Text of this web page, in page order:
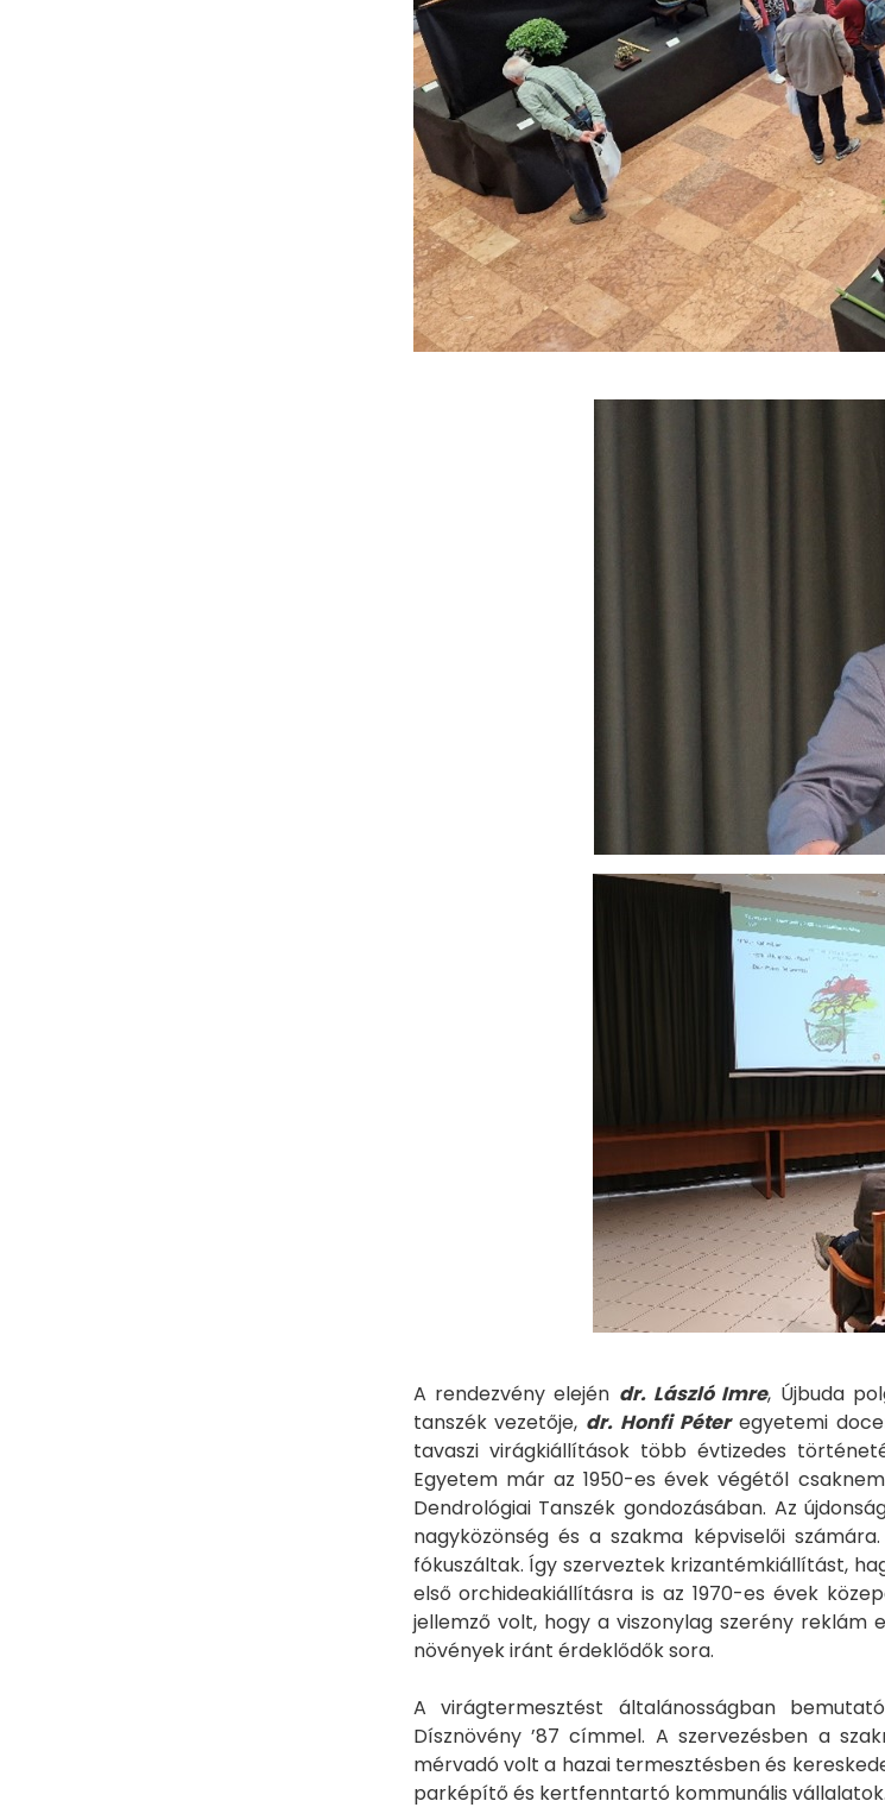
A rendezvény elején dr. László Imre, Újbuda
tanszék vezetője, dr. Honfi Péteregyetemi
tavaszi virágkiállítások több évtizedes
Egyetem már az 1950-es évek végétől
Dendrológiai Tanszék gondozásában. Az
nagyközönség és a szakma képviselői
fókuszáltak. Így szerveztek krizantémkiállítást,
első orchideakiállításra is az 1970-es évek
jellemző volt, hogy a viszonylag szerény
növények iránt érdeklődők sora.
A virágtermesztést általánosságban
Dísznövény ’87 címmel. A szervezésben a
mérvadó volt a hazai termesztésben és
parképítő és kertfenntartó kommunális vállalatok.